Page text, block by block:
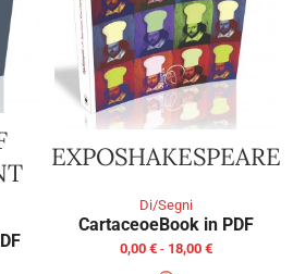
EXPOSHAKESPEARE
Di/Segni
CartaceoeBook in PDF
0,00 € - 18,00 €